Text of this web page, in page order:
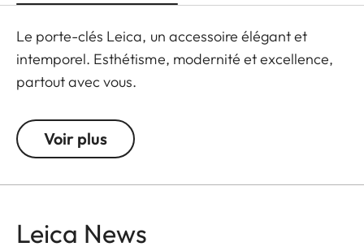
Le porte-clés Leica, un accessoire élégant et
intemporel. Esthétisme, modernité et excellence,
partout avec vous.
Voir plus
Leica News